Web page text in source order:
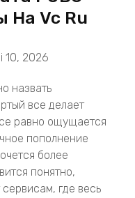
На Vc Ru
10, 2026
назвать
все делает
равно ощущается
пополнение
более
понятно,
где весь